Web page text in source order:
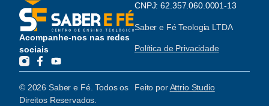
Acompanhe-nos nas redes
sociais
CNPJ: 62.357.060.0001-13
Saber e Fé Teologia LTDA
Política de Privacidade
© 2026 Saber e Fé. Todos os
Direitos Reservados.
Feito porAttrio Studio